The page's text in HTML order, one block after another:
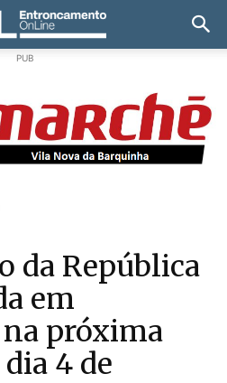
PUB
da República
em
próxima
4 de